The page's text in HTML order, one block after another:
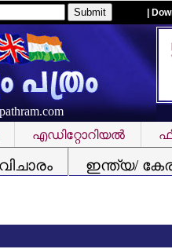
|
എഡിറ്റോറിയല്‍
ഇന്ത്യ/